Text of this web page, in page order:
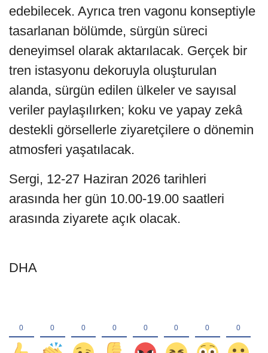
edebilecek. Ayrıca tren vagonu konseptiyle
tasarlanan bölümde, sürgün süreci
deneyimsel olarak aktarılacak. Gerçek bir
tren istasyonu dekoruyla oluşturulan
alanda, sürgün edilen ülkeler ve sayısal
veriler paylaşılırken; koku ve yapay zekâ
destekli görsellerle ziyaretçilere o dönemin
atmosferi yaşatılacak.
Sergi, 12-27 Haziran 2026 tarihleri
arasında her gün 10.00-19.00 saatleri
arasında ziyarete açık olacak.
DHA